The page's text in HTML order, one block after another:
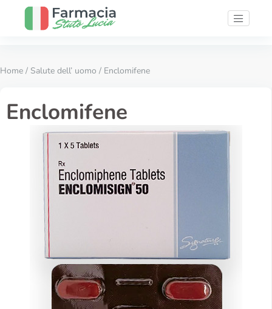
Home / Salute dell’ uomo / Enclomifene
Enclomifene